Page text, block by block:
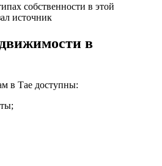
собственности в этой
источник
в
в Тае доступны: